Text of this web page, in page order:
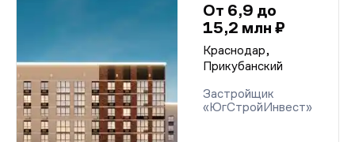
От 6,9 до
15,2 млн ₽
Краснодар,
Прикубанский
Застройщик
«ЮгСтройИнвест»